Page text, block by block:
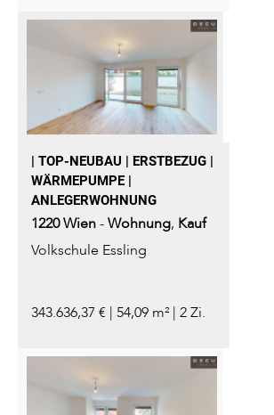
| TOP-NEUBAU | ERSTBEZUG |
WÄRMEPUMPE |
ANLEGERWOHNUNG
1220Wien-Wohnung, Kauf
Volkschule Essling
343.636,37 € | 54,09 m² | 2 Zi.